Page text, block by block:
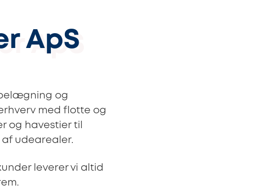
ApS
og
med flotte og
og havestier til
udearealer.
leverer vi altid